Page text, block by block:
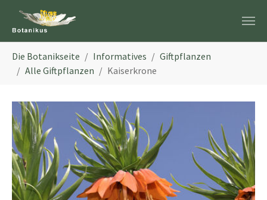
Die Botanikseite Informatives
Giftpflanzen
Alle Giftpflanzen
Kaiserkrone